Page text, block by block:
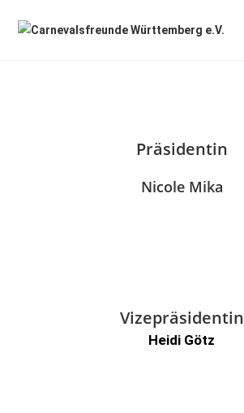
Präsidentin
Nicole Mika
Vizepräsidentin
Heidi Götz